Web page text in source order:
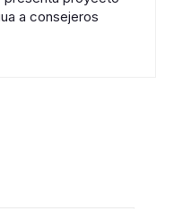
a consejeros